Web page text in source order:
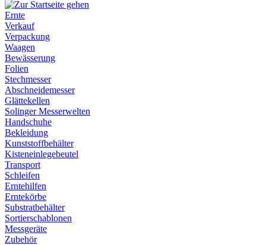
Ernte
Verkauf
Verpackung
Waagen
Bewässerung
Folien
Stechmesser
Abschneidemesser
Glättekellen
Solinger Messerwelten
Handschuhe
Bekleidung
Kunststoffbehälter
Kisteneinlegebeutel
Transport
Schleifen
Erntehilfen
Erntekörbe
Substratbehälter
Sortierschablonen
Messgeräte
Zubehör